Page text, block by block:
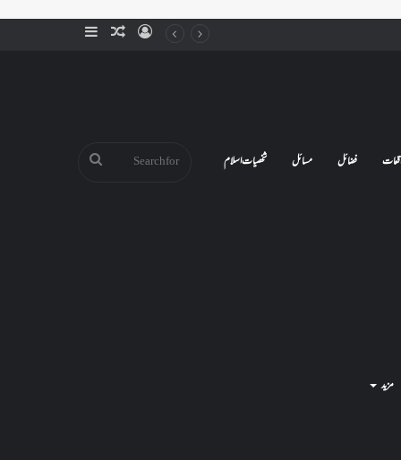
SidebarRandomLog
فضائل مسائل شخصیات اسلام
مزید
Search